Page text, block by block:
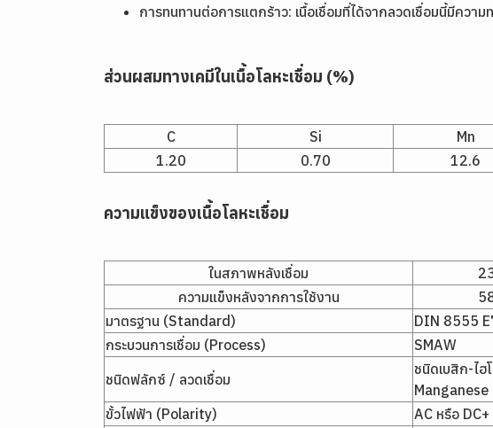
การทนทานต่อการแตกร้าว: เนื้อเชื่อมที่ได้จากลวดเชื่อมนี้มีควา
ส่วนผสมทางเคมีในเนื้อโลหะเชื่อม (%)
C Si Mn
1.20
0.70 12.6
ความแข็งของเนื้อโลหะเชื่อม
ในสภาพหลังเชื่อม
ความแข็งหลังจากการใช้งาน
มาตรฐาน (Standard)
DIN 8555
กระบวนการเชื่อม (Process)
SMAW
ชนิดฟลักซ์ / ลวดเชื่อม
ชนิดเบสิก-ไฮ
Manganese
ขั้วไฟฟ้า (Polarity)
AC หรือ DC+